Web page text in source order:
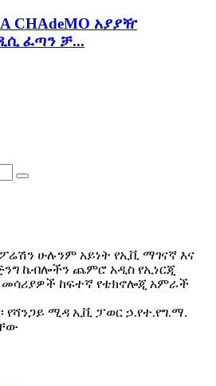
CHAdeMO አያያዥ
ፈጣን ቻ...
ሁሉንም አይነት የኢቪ ማገናኛ እና
ኬብሎችን ጨምሮ አዲስ የኢነርጂ
መሳሪያዎች ከፍተኛ የቴክኖሎጂ አምራች
የሻንጋይ ሚዳ ኢቪ ፓወር ኃ.የተ.የግ.ማ.